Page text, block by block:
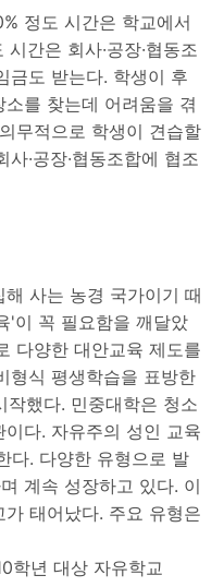
정도 시간은 학교에서
간은 회사·공장·협동조
금도 받는다. 학생이 후
를 찾는데 어려움을 겪
무적으로 학생이 견습할
·공장·협동조합에 협조
사는 농경 국가이기 때
'이 꼭 필요함을 깨달았
다양한 대안교육 제도를
형식 평생학습을 표방한
했다. 민중대학은 청소
다. 자유주의 성인 교육
다. 다양한 유형으로 발
계속 성장하고 있다. 이
태어났다. 주요 유형은
학년 대상 자유학교